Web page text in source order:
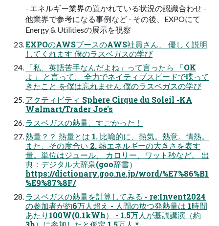
- エネルギー業界の置かれている状況の認識合わせ -
他業界で参考になる事例など - その後、EXPOにて
Energy & Utilitiesの展⽰を視察
EXPOのAWSブースのAWS社員さん、 優しく説明
してくれます 僕のラスベガスの学び
「私、英語苦⼿なんだよね」って⾔ったら 「OK
よ」 と⾔って、 全⼒でネイティブスピードで喋って
きたこと を僕は忘れません 僕のラスベガスの学び
アクティビティ Sphere Cirque du Soleil -KA
Walmart/Trader Joe's
ラスベガスの熱量、すごかった！
熱量？？ 熱量とは 1. ⽐喩的に、熱気。熱意。情熱。
また、その度合い 2. 熱エネルギーの⼤きさを表す
量。単位はジュール、 カロリー、ワット秒など。 出
典：デジタル大辞泉(goo辞書）
https://dictionary.goo.ne.jp/word/%E7%86%B1
%E9%87%8F/
ラスベガスの熱量を計算してみる - re:Invent2024
の参加者が約6万⼈超え - ⼈間の放つ発熱量は 1時間
あたり100W(0.1kWh） - 1.5万⼈が基調講演（約